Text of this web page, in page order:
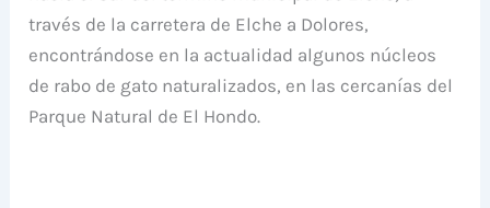
través de la carretera de Elche a Dolores,
encontrándose en la actualidad algunos núcleos
de rabo de gato naturalizados, en las cercanías del
Parque Natural de El Hondo.